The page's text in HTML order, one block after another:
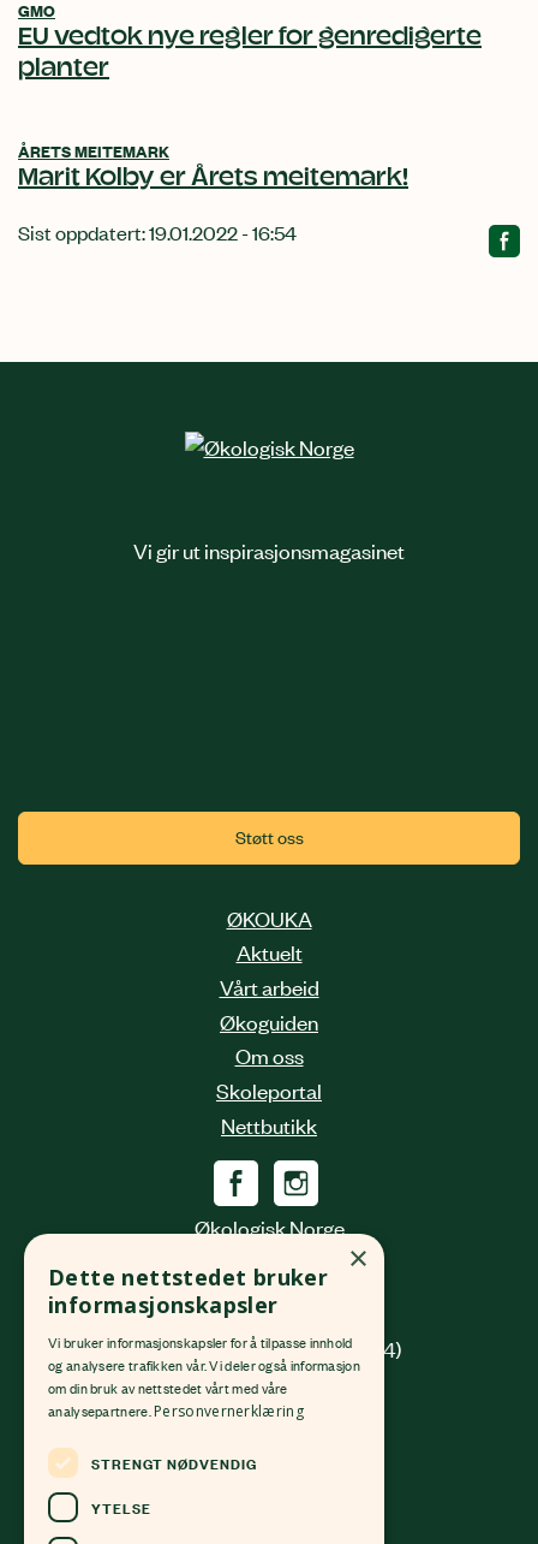
GMO
EU vedtok nye regler for genredigerte
planter
ÅRETS MEITEMARK
Marit Kolby er Årets meitemark!
Sist oppdatert: 19.01.2022 - 16:54
Vi gir ut inspirasjonsmagasinet
Støtt oss
ØKOUKA
Aktuelt
Vårt arbeid
Økoguiden
Om oss
Skoleportal
Nettbutikk
Økologisk Norge
0190 Oslo
(innkjøring fra Platous gate 14)
Org. nr.982 512 069
4213 58 81168
24 12 41 00
×
Dette nettstedet bruker
informasjonskapsler
Vi bruker informasjonskapsler for å tilpasse innhold
og analysere trafikken vår. Vi deler også informasjon
om din bruk av nettstedet vårt med våre
analysepartnere.Personvernerklæring
STRENGT NØDVENDIG
YTELSE